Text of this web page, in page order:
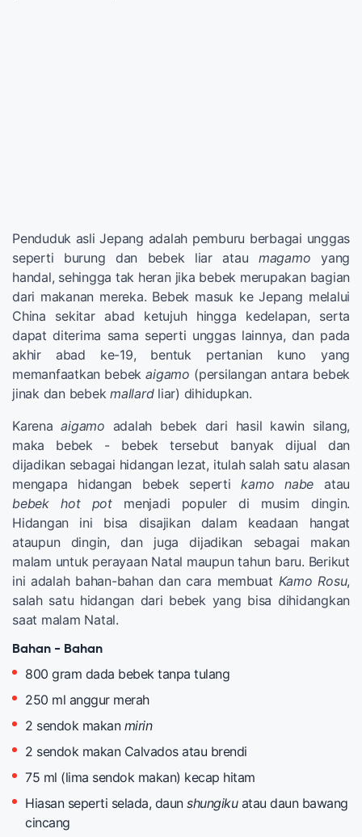
Penduduk asli Jepang adalah pemburu berbagai unggas
seperti burung dan bebek liar atau magamoyang
handal, sehingga tak heran jika bebek merupakan bagian
dari makanan mereka. Bebek masuk ke Jepang melalui
China sekitar abad ketujuh hingga kedelapan, serta
dapat diterima sama seperti unggas lainnya, dan pada
akhir abad ke-19, bentuk pertanian kuno yang
memanfaatkan bebekaigamo (persilangan antara bebek
jinak dan bebek mallardliar) dihidupkan.
Karenaaigamo adalah bebek dari hasil kawin silang,
maka bebek - bebek tersebut banyak dijual dan
dijadikan sebagai hidangan lezat, itulah salah satu alasan
mengapa hidangan bebek sepertikamo nabe atau
bebek hot potmenjadi populer di musim dingin.
Hidangan ini bisa disajikan dalam keadaan hangat
ataupun dingin, dan juga dijadikan sebagai makan
malam untuk perayaan Natal maupun tahun baru. Berikut
ini adalah bahan-bahan dan cara membuat Kamo Rosu,
salah satu hidangan dari bebek yang bisa dihidangkan
saat malam Natal.
Bahan - Bahan
800 gram dada bebek tanpa tulang
250 ml anggur merah
2 sendok makan mirin
2 sendok makan Calvados atau brendi
75 ml (lima sendok makan) kecap hitam
Hiasan seperti selada, daun shungikuatau daun bawang
cincang